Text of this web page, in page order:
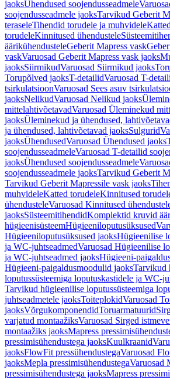
jaoksÜhendused soojendusseadmele
soojendusseadmele jaoksTarvikud Geberit
teraseleTihendid torudele ja muhvidele
torudeleKinnitused ühendustele
äärikühendusteleGeberit Mapress vask
vaskVaruosad Geberit Mapress vask jaoks
jaoksSiirmikudVaruosad Siirmikud jaoks
Torupõlved jaoksT-detailidVaruosad T-
tsirkulatsioonVaruosad Sees asuv
jaoksNelikudVaruosad Nelikud jaoks
mittelahtivõetavadVaruosad Üleminekud
jaoksÜleminekud ja ühendused,
ja ühendused, lahtivõetavad jaoksSulgurid
jaoksÜhendusedVaruosad Ühendused jaoks
soojendusseadmeleVaruosad T-detailid
jaoksÜhendused soojendusseadmele
soojendusseadmele jaoksTarvikud Geberit
Tarvikud Geberit Mapressile vask jaoks
muhvideleKatted torudeleKinnitused
ühendusteleVaruosad Kinnitused
jaoksSüsteemitihendidKomplektid kruvid
hügieenisüsteemHügieeniloputusüksused
Hügieeniloputusüksused jaoksHügieenilise
ja WC-juhtseadmedVaruosad Hügieenilise
ja WC-juhtseadmed jaoksHügieeni-
Hügieeni-paigaldusmoodulid jaoksTarvikud
loputussüsteemiga loputuskastidele ja WC-
Tarvikud hügieenilise loputussüsteemiga
juhtseadmetele jaoksToiteplokidVaruosad
jaoksVõrgukomponendidToruarmatuurid
varjatud montaažiksVaruosad Sirged
montaažiks jaoksMapress
pressimisühendustega jaoksKuulkraanid
jaoksFlowFit pressühendustegaVaruosad
jaoksMepla pressimisühendustegaVaruosad
pressimisühendustega jaoksMapress